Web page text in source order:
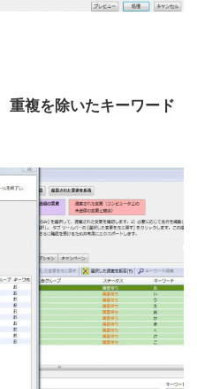
重複を除いたキーワード